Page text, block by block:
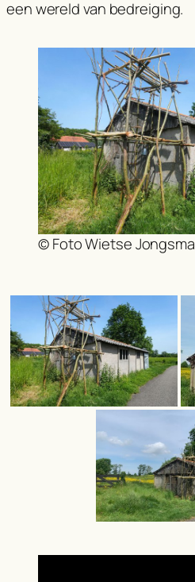
een wereld van bedreiging.
© Foto Wietse Jongsma